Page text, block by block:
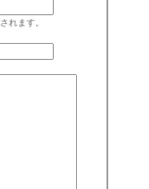
れます。